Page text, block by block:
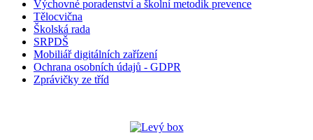
Výchovné poradenství a školní metodik prevence
Tělocvična
Školská rada
SRPDŠ
Mobiliář digitálních zařízení
Ochrana osobních údajů - GDPR
Zprávičky ze tříd